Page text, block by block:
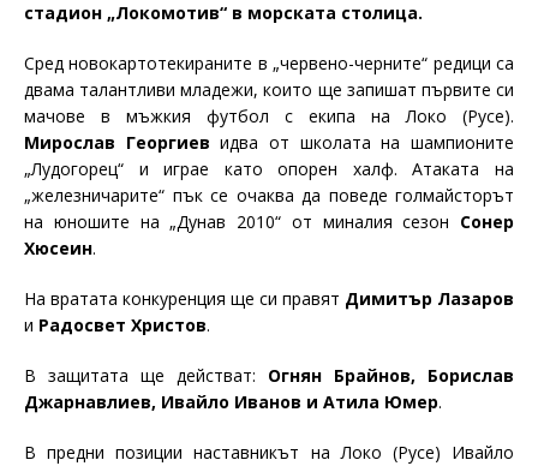
стадион „Локомотив“ в морската столица.
Сред новокартотекираните в „червено-черните“ редици са
двама талантливи младежи, които ще запишат първите си
мачове в мъжкия футбол с екипа на Локо (Русе).
Мирослав Георгиев идва от школата на шампионите
„Лудогорец“ и играе като опорен халф. Атаката на
„железничарите“ пък се очаква да поведе голмайсторът
на юношите на „Дунав 2010“ от миналия сезон Сонер
Хюсеин.
На вратата конкуренция ще си правят Димитър Лазаров
и Радосвет Христов.
В защитата ще действат: Огнян Брайнов, Борислав
Джарнавлиев, Ивайло Иванов и Атила Юмер.
В предни позиции наставникът на Локо (Русе) Ивайло